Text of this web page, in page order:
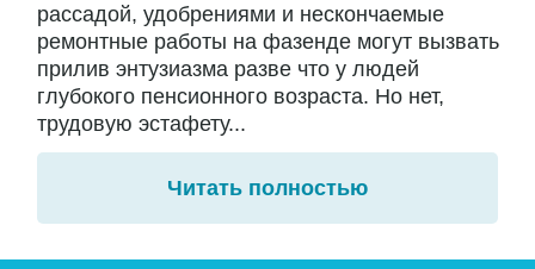
рассадой, удобрениями и нескончаемые
ремонтные работы на фазенде могут вызвать
прилив энтузиазма разве что у людей
глубокого пенсионного возраста. Но нет,
трудовую эстафету...
Читать полностью